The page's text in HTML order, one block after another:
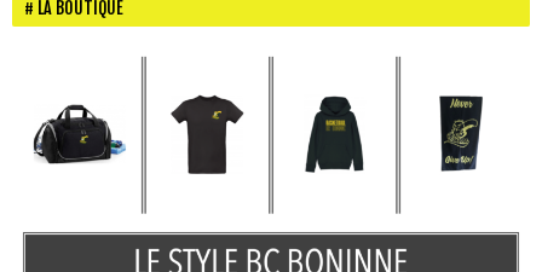
LA BOUTIQUE